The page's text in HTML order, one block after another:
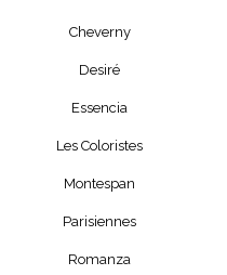
Cheverny
Desiré
Essencia
Les Coloristes
Montespan
Parisiennes
Romanza